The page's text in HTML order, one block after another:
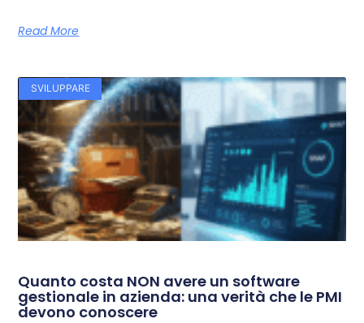
Read More
SVILUPPARE
Quanto costa NON avere un software
gestionale in azienda: una verità che le PMI
devono conoscere